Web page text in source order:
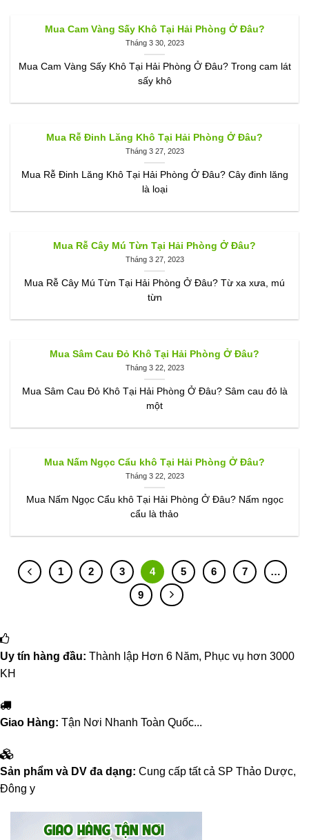
Mua Cam Vàng Sấy Khô Tại Hải Phòng Ở Đâu?
Tháng 3 30, 2023
Mua Cam Vàng Sấy Khô Tại Hải Phòng Ở Đâu? Trong cam lát
sấy khô
Mua Rễ Đinh Lăng Khô Tại Hải Phòng Ở Đâu?
Tháng 3 27, 2023
Mua Rễ Đinh Lăng Khô Tại Hải Phòng Ở Đâu? Cây đinh lăng
là loại
Mua Rễ Cây Mú Từn Tại Hải Phòng Ở Đâu?
Tháng 3 27, 2023
Mua Rễ Cây Mú Từn Tại Hải Phòng Ở Đâu? Từ xa xưa, mú
từn
Mua Sâm Cau Đỏ Khô Tại Hải Phòng Ở Đâu?
Tháng 3 22, 2023
Mua Sâm Cau Đỏ Khô Tại Hải Phòng Ở Đâu? Sâm cau đỏ là
một
Mua Nấm Ngọc Cẩu khô Tại Hải Phòng Ở Đâu?
Tháng 3 22, 2023
Mua Nấm Ngọc Cẩu khô Tại Hải Phòng Ở Đâu? Nấm ngọc
cẩu là thảo
1 2 3 4 5 6 7
…
9
Uy tín hàng đầu: Thành lập Hơn 6 Năm, Phục vụ hơn 3000
KH
Giao Hàng: Tận Nơi Nhanh Toàn Quốc...
Sản phẩm và DV đa dạng: Cung cấp tất cả SP Thảo Dược,
Đông y